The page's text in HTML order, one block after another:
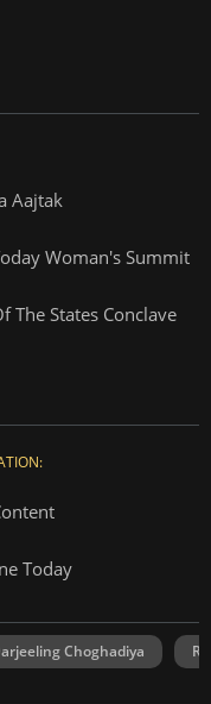
Aajtak
Woman's Summit
The States Conclave
Today
Choghadiya